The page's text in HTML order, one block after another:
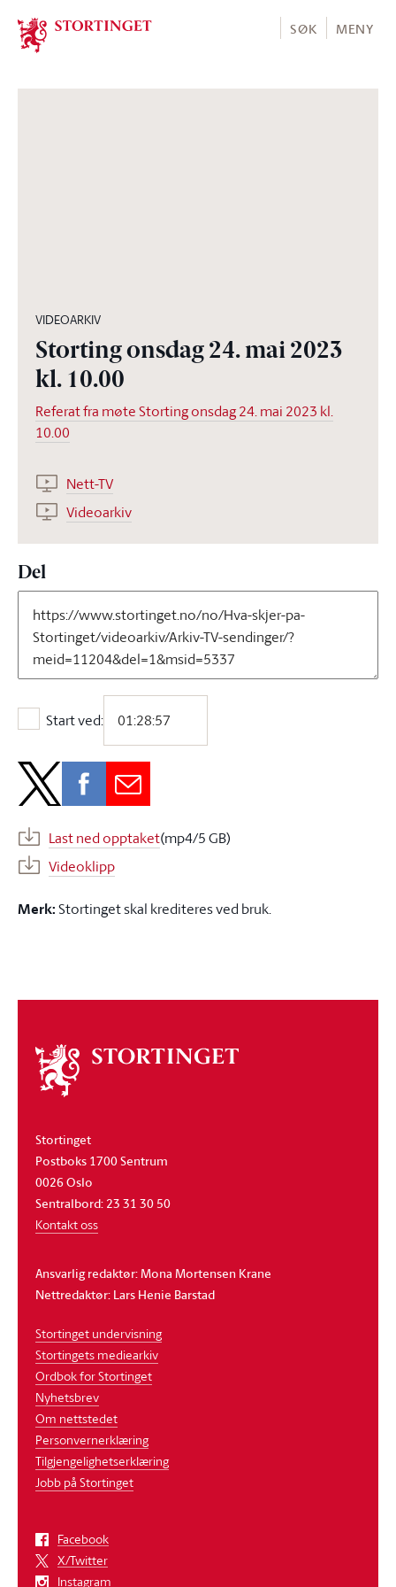
Stortinget.no
SØK MENY
VIDEOARKIV
Storting onsdag 24. mai 2023
kl. 10.00
Referat fra møte Storting onsdag 24. mai 2023 kl.
10.00
Nett-TV
Videoarkiv
Del
Start ved:
Start ved:
Last ned opptaket(mp4/5 GB)
Videoklipp
Merk:Stortinget skal krediteres ved bruk.
Om
stortinget
Stortinget
Postboks 1700 Sentrum
0026 Oslo
Sentralbord: 23 31 30 50
Kontakt oss
Ansvarlig redaktør: Mona Mortensen Krane
Nettredaktør: Lars Henie Barstad
Stortinget undervisning
Stortingets mediearkiv
Ordbok for Stortinget
Nyhetsbrev
Om nettstedet
Personvernerklæring
Tilgjengelighetserklæring
Jobb på Stortinget
Facebook
X/Twitter
Instagram